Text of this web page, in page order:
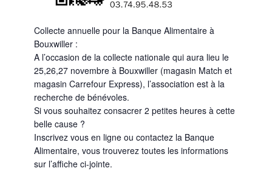
Collecte annuelle pour la Banque Alimentaire à
Bouxwiller :
A l’occasion de la collecte nationale qui aura lieu le
25,26,27 novembre à Bouxwiller (magasin Match et
magasin Carrefour Express), l’association est à la
recherche de bénévoles.
Si vous souhaitez consacrer 2 petites heures à cette
belle cause ?
Inscrivez vous en ligne ou contactez la Banque
Alimentaire, vous trouverez toutes les informations
sur l’affiche ci-jointe.